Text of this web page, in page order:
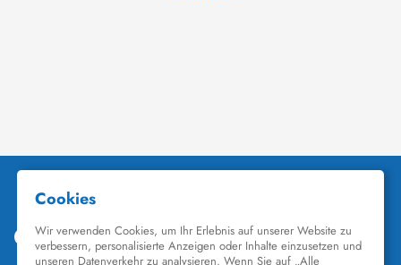
Kinematographie zu einer noch faszinierenderen Welt werden, die Sie erkunden
Schauspieler-Datenbank
wir Sie dazu ein, Informationen über Ihre Lieblingskünstler zu entdecken. Bei uns
finden Sie heraus, in welchen Filmen sie mitgewirkt haben, mit wem sie
gearbeitet haben und welche Rollen sie gespielt haben. Von den größten Stars